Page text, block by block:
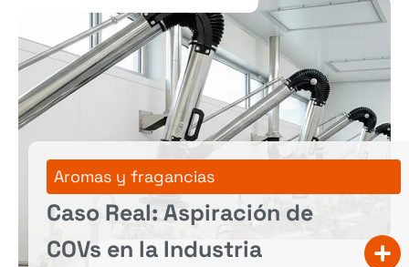
Aromas y fragancias
Caso Real: Aspiración de
COVs en la Industria